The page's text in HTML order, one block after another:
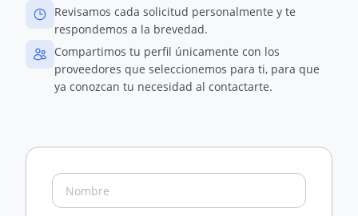
Revisamos cada solicitud personalmente y te
respondemos a la brevedad.
Compartimos tu perfil únicamente con los
proveedores que seleccionemos para ti, para que
ya conozcan tu necesidad al contactarte.